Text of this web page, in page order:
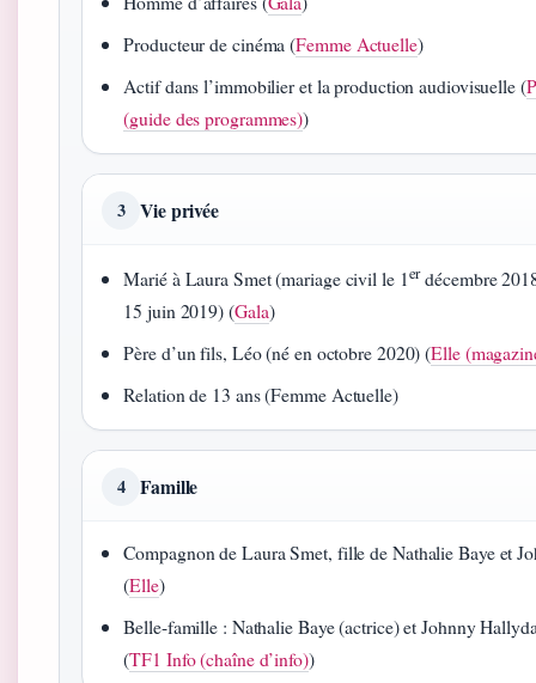
Producteur de cinéma (Femme Actuelle)
Actif dans l’immobilier et la production audiovisuelle (
(guide des programmes))
3 Vie privée
Marié à Laura Smet (mariage civil le 1erdécembre
15 juin 2019) (Gala)
Père d’un fils, Léo (né en octobre 2020) (Elle
Relation de 13 ans (Femme Actuelle)
4 Famille
Compagnon de Laura Smet, fille de Nathalie Baye et
(Elle)
Belle-famille : Nathalie Baye (actrice) et Johnny
(TF1 Info (chaîne d’info))